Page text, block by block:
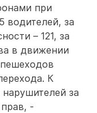
при
водителей, за
– 121, за
в движении
К
за
-